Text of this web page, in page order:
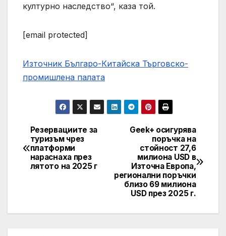
културно наследство“, каза той.
[email protected]
Източник Българо-Китайска Търговско-
промишлена палaта
Навигация
Geek+ осигурява
поръчка на
стойност 27,6
милиона USD в
Източна Европа,
регионални поръчки
близо 69 милиона
USD през 2025 г.
Резервациите за
туризъм чрез
платформи
нараснаха през
лятото на 2025 г